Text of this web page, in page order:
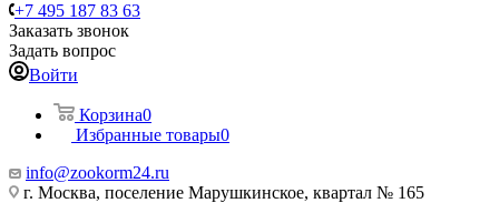
+7 495 187 83 63
Заказать звонок
Задать вопрос
Войти
Корзина0
Избранные товары0
info@zookorm24.ru
г. Москва, поселение Марушкинское, квартал № 165